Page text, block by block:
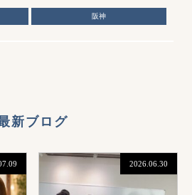
阪神
新ブログ
2026.06.30